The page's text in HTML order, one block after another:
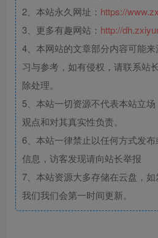
2、本站永久网址： https://
3、更多有趣网站： http://
4、本网站的文章部分内容可能
习与参考，如有侵权，请联系站
除处理。
5、本站一切资源不代表本站立
观点和对其真实性负责。
6、本站一律禁止以任何方式发
信息，访客发现请向站长举报
7、本站资源大多存储在云盘，
我们我们会第一时间更新。